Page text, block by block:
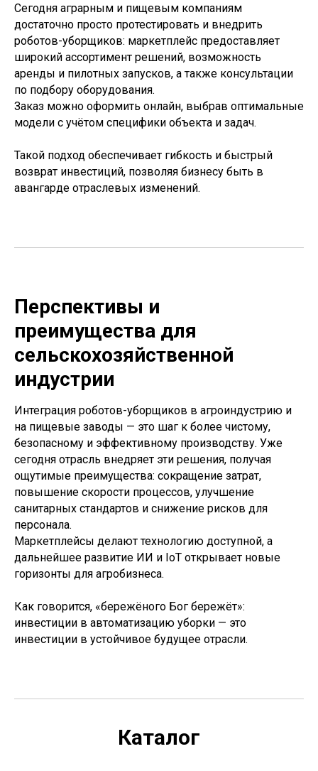
Сегодня аграрным и пищевым компаниям
достаточно просто протестировать и внедрить
роботов-уборщиков: маркетплейс предоставляет
широкий ассортимент решений, возможность
аренды и пилотных запусков, а также консультации
по подбору оборудования.
Заказ можно оформить онлайн, выбрав оптимальные
модели с учётом специфики объекта и задач.
Такой подход обеспечивает гибкость и быстрый
возврат инвестиций, позволяя бизнесу быть в
авангарде отраслевых изменений.
Перспективы и
преимущества для
сельскохозяйственной
индустрии
Интеграция роботов-уборщиков в агроиндустрию и
на пищевые заводы — это шаг к более чистому,
безопасному и эффективному производству. Уже
сегодня отрасль внедряет эти решения, получая
ощутимые преимущества: сокращение затрат,
повышение скорости процессов, улучшение
санитарных стандартов и снижение рисков для
персонала.
Маркетплейсы делают технологию доступной, а
дальнейшее развитие ИИ и IoT открывает новые
горизонты для агробизнеса.
Как говорится, «бережёного Бог бережёт»:
инвестиции в автоматизацию уборки — это
инвестиции в устойчивое будущее отрасли.
Каталог